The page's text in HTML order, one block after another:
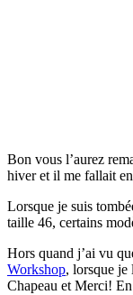
Bon vous l’aurez
hiver et il me fallait
Lorsque je suis
taille 46, certains
Hors quand j’ai vu
Workshop, lorsque je
Chapeau et Merci!